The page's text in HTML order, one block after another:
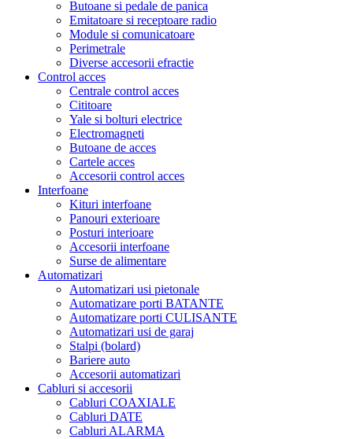
Butoane si pedale de panica
Emitatoare si receptoare radio
Module si comunicatoare
Perimetrale
Diverse accesorii efractie
Control acces
Centrale control acces
Cititoare
Yale si bolturi electrice
Electromagneti
Butoane de acces
Cartele acces
Accesorii control acces
Interfoane
Kituri interfoane
Panouri exterioare
Posturi interioare
Accesorii interfoane
Surse de alimentare
Automatizari
Automatizari usi pietonale
Automatizare porti BATANTE
Automatizare porti CULISANTE
Automatizari usi de garaj
Stalpi (bolard)
Bariere auto
Accesorii automatizari
Cabluri si accesorii
Cabluri COAXIALE
Cabluri DATE
Cabluri ALARMA